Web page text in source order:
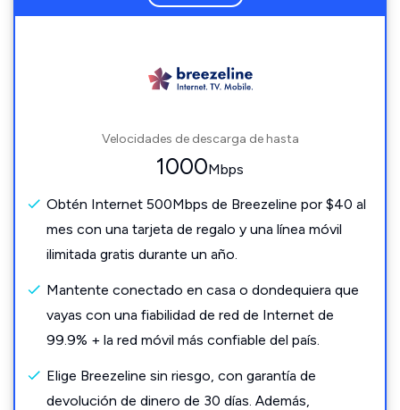
Velocidades de descarga de hasta
1000Mbps
Obtén Internet 500Mbps de Breezeline por $40 al
mes con una tarjeta de regalo y una línea móvil
ilimitada gratis durante un año.
Mantente conectado en casa o dondequiera que
vayas con una fiabilidad de red de Internet de
99.9% + la red móvil más confiable del país.
Elige Breezeline sin riesgo, con garantía de
devolución de dinero de 30 días. Además,